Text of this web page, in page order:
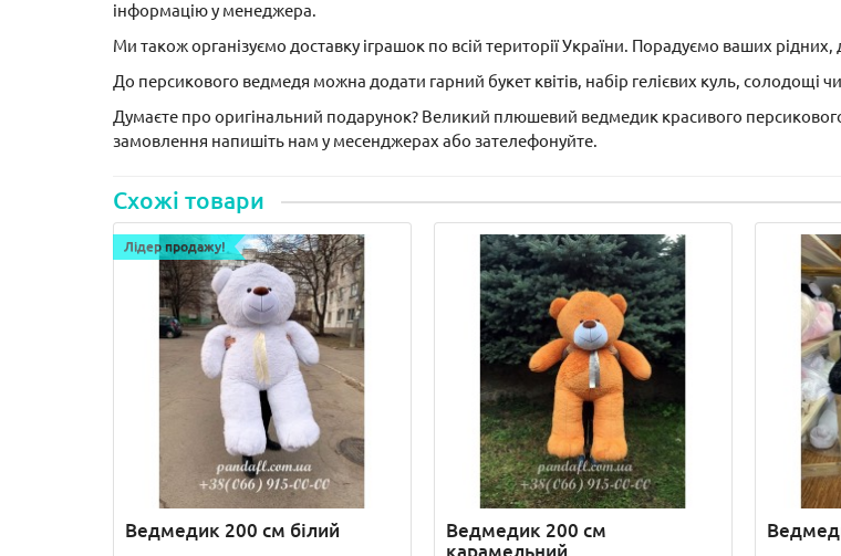
інформацію у менеджера.
Ми також організуємо доставку іграшок по всій території України. Порадуємо ваших
До персикового ведмедя можна додати гарний букет квітів, набір гелієвих куль,
Думаєте про оригінальний подарунок? Великий плюшевий ведмедик красивого
замовлення напишіть нам у месенджерах або зателефонуйте.
Схожі товари
Лідер продажу!
Ведмедик 200 см білий
Ведмедик 200 см
карамельний